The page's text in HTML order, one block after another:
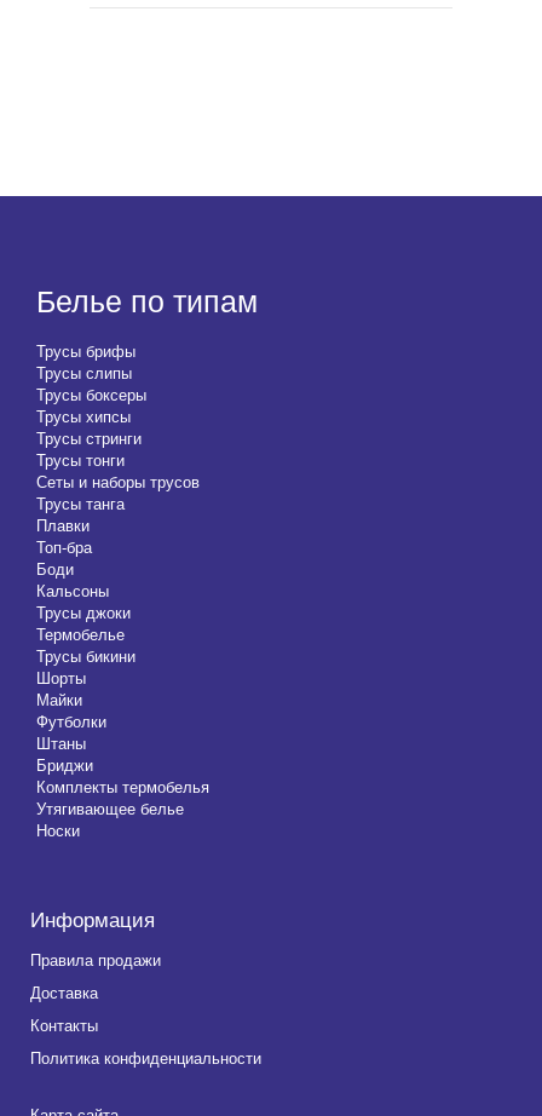
Белье по типам
Трусы брифы
Трусы слипы
Трусы боксеры
Трусы хипсы
Трусы стринги
Трусы тонги
Сеты и наборы трусов
Трусы танга
Плавки
Топ-бра
Боди
Кальсоны
Трусы джоки
Термобелье
Трусы бикини
Шорты
Майки
Футболки
Штаны
Бриджи
Комплекты термобелья
Утягивающее белье
Носки
Информация
Правила продажи
Доставка
Контакты
Политика конфиденциальности